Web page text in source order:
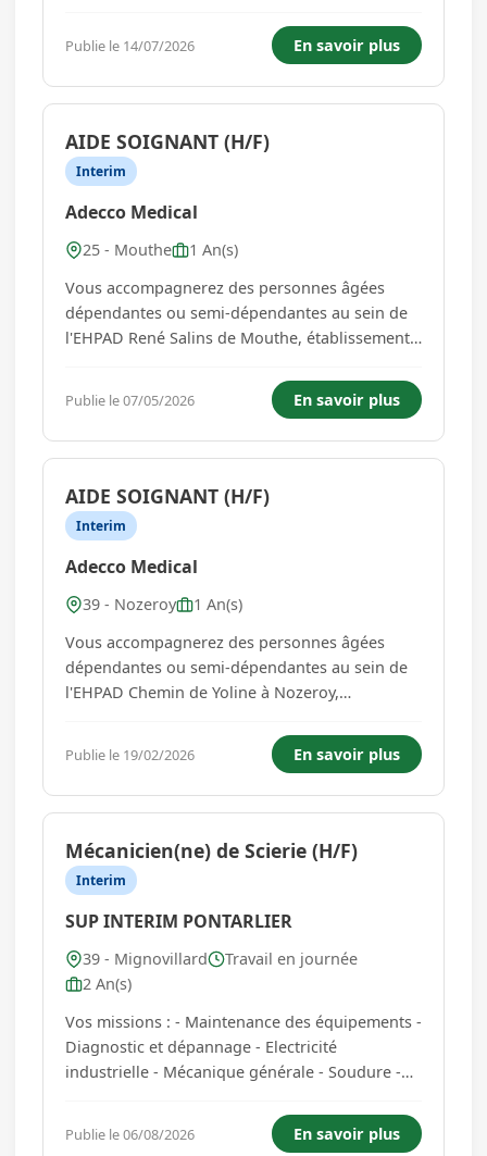
dispensés et donner des informations sur l'état
de san...
Publie le 14/07/2026 En savoir plus
AIDE SOIGNANT (H/F)
Interim
Adecco Medical
25 - Mouthe
1 An(s)
Vous accompagnerez des personnes âgées
dépendantes ou semi-dépendantes au sein de
l'EHPAD René Salins de Mouthe, établissement
des résidents nécessitant un accompagnement
quotidien dans un environnement sécurisé et
bienveillant.Soutien pour les...
Publie le 07/05/2026 En savoir plus
AIDE SOIGNANT (H/F)
Interim
Adecco Medical
39 - Nozeroy
1 An(s)
Vous accompagnerez des personnes âgées
dépendantes ou semi-dépendantes au sein de
l'EHPAD Chemin de Yoline à Nozeroy,
accueillant des résidents nécessitant un
accompagnement quotidien dans un
environnement sécurisé et adapté à leurs
besoins...
Publie le 19/02/2026 En savoir plus
Mécanicien(ne) de Scierie (H/F)
Interim
SUP INTERIM PONTARLIER
39 - Mignovillard
Travail en journée
2 An(s)
Vos missions : - Maintenance des équipements -
Diagnostic et dépannage - Electricité
industrielle - Mécanique générale - Soudure -
plein / Du lundi au vendredi / Rémunération
Publie le 06/08/2026 En savoir plus